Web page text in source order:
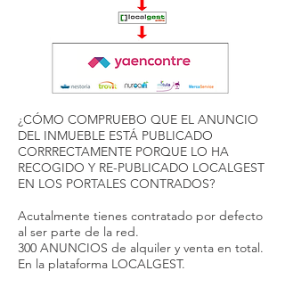
¿CÓMO COMPRUEBO QUE EL ANUNCIO
DEL INMUEBLE ESTÁ PUBLICADO
CORRRECTAMENTE PORQUE LO HA
RECOGIDO Y RE-PUBLICADO LOCALGEST
EN LOS PORTALES CONTRADOS?
Acutalmente tienes contratado por defecto
al ser parte de la red.
300 ANUNCIOS de alquiler y venta en total.
En la plataforma LOCALGEST.